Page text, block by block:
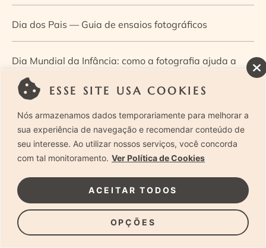
ESSE SITE USA COOKIES
Nós armazenamos dados temporariamente para melhorar a
sua experiência de navegação e recomendar conteúdo de
seu interesse. Ao utilizar nossos serviços, você concorda
com tal monitoramento. Ver Política de Cookies
OPÇÕES
ACEITAR TODOS
Dia dos Pais — Guia de ensaios fotográficos
Dia Mundial da Infância: como a fotografia ajuda a
construir a memória e a identidade da criança
Diário de uma grávida e sua pequena
Dica de especialista: como otimizar o fluxo de trabalho
no ensaio newborn?
Dica de especialista: qual o melhor guia de poses para
fotografia newborn?